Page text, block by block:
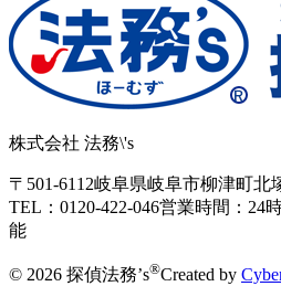
株式会社 法務\'s
〒501-6112岐阜県岐阜市柳津町北
TEL：0120-422-046営業時間：24
能
© 2026 探偵法務’s®Created by